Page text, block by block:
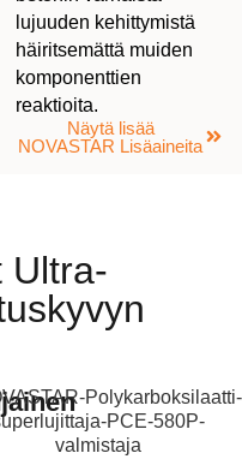
lujuuden kehittymistä
häiritsemättä muiden
komponenttien
reaktioita.
Näytä lisää
NOVASTAR Lisäaineita
Ultra-